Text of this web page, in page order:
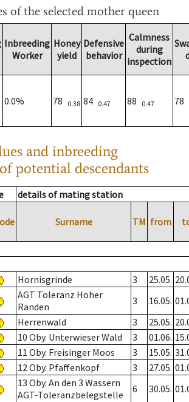
of the selected mother queen
Inbreeding
Worker
Honey
yield
Defensive
behavior
Calmness
during
inspection
0.0% 78 0.38 84 0.47 88 0.47 78
and inbreeding
potential descendants
details of mating station
Surname TM from
Hornisgrinde 3 25.05.
AGT Toleranz Hoher
Randen
3 16.05.
Herrenwald 3 25.05.
10 Oby. Unterwieser Wald 3 01.06.
11 Oby. Freisinger Moos 3 15.05.
12 Oby. Pfaffenkopf 3 27.05.
13 Oby. An den 3 Wassern
AGT-Toleranzbelegstelle
6 30.05.